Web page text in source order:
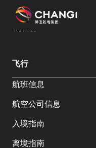
所
樟
宜
网
站:
樟宜机场 樟宜机场餐饮与购物
飞行
航班信息
航空公司信息
入境指南
离境指南